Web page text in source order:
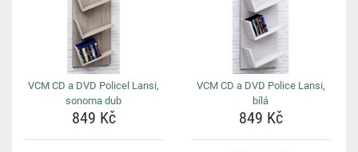
VCM CD a DVD Policel Lansi,
sonoma dub
849 Kč
VCM CD a DVD Police Lansi,
bílá
849 Kč